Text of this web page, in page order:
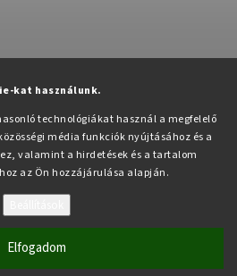
kat használunk.
technológiákat használ a megfelelő
média funkciók nyújtásához és a
valamint a hirdetések és a tartalom
az Ön hozzájárulása alapján.
Elfogadom
. Minden jog fenntartva.
szerkesztése